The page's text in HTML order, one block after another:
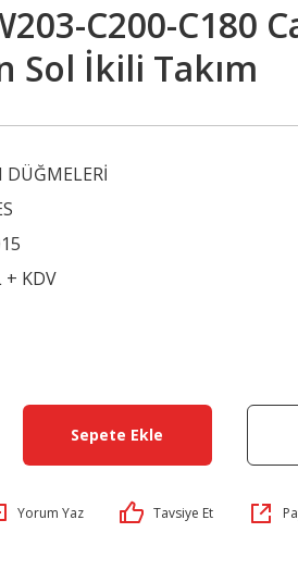
C200-C180
Sol İkili Takım
DÜĞMELERİ
+ KDV
Sepete Ekle
Yorum Yaz Tavsiye Et